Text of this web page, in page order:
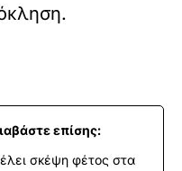
επίσης:
σκέψη φέτος στα